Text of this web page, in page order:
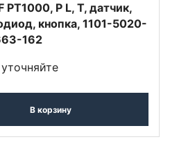
P L, T, датчик,
кнопка, 1101-5020-
162
В корзину